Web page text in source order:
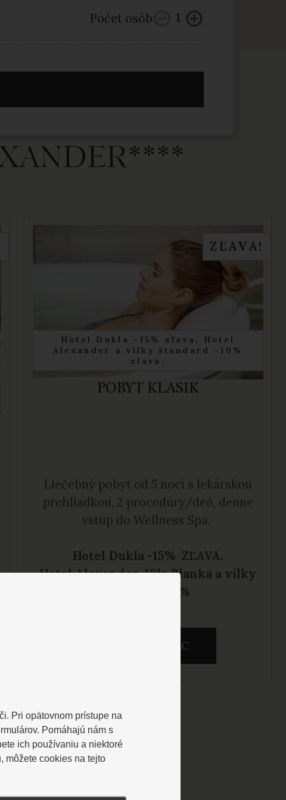
Počet osôb 1
ZĽAVA!
Hotel Dukla -15% zľava, Hotel
Alexander a vilky štandard -10%
zľava.
POBYT KLASIK
Liečebný pobyt od 5 nocí s lekárskou
prehliadkou, 2 procedúry/deň, denne
vstup do Wellness Spa.
Hotel Dukla -15% ZĽAVA.
Hotel Alexander, Vila Blanka a vilky
štandard -10%
ZOBRAZIŤ VIAC
Pri opätovnom prístupe na
Pomáhajú nám s
ich používaniu a niektoré
môžete cookies na tejto